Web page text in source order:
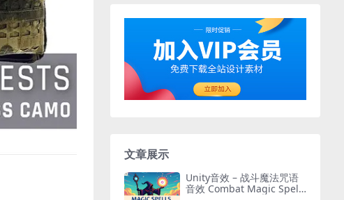
文章展示
Unity音效 – 战斗魔法咒语
音效 Combat Magic Spells